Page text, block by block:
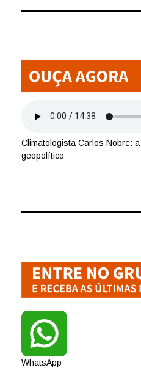
Climatologista Carlos Nobre:
geopolítico
WhatsApp